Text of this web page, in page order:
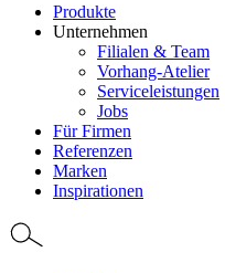
Produkte
Unternehmen
Filialen & Team
Vorhang-Atelier
Serviceleistungen
Jobs
Für Firmen
Referenzen
Marken
Inspirationen